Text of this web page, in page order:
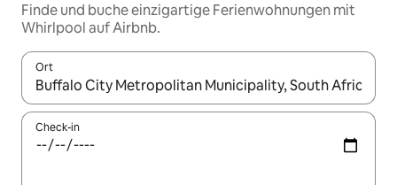
Finde und buche einzigartige Ferienwohnungen mit
Whirlpool auf Airbnb.
Ort
Wenn Ergebnisse verfügbar sind, navigiere mit den
Check-in